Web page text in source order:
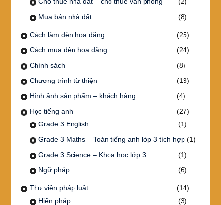
Mua bán nhà đất
(8)
Cách làm đèn hoa đăng
(25)
Cách mua đèn hoa đăng
(24)
Chính sách
(8)
Chương trình từ thiện
(13)
Hình ảnh sản phẩm – khách hàng
(4)
Học tiếng anh
(27)
Grade 3 English
(1)
Grade 3 Maths – Toán tiếng anh lớp 3 tích hợp(1)
Grade 3 Science – Khoa học lớp 3
(1)
Ngữ pháp
(6)
Thư viện pháp luật
(14)
Hiến pháp
(3)